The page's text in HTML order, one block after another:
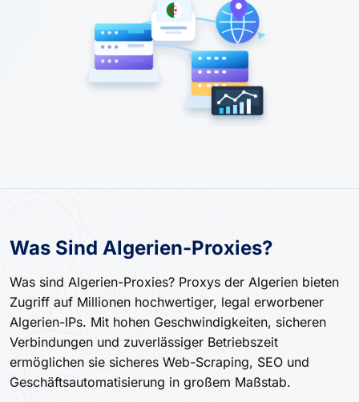
Was Sind Algerien-Proxies?
Was sind Algerien-Proxies? Proxys der Algerien bieten
Zugriff auf Millionen hochwertiger, legal erworbener
Algerien-IPs. Mit hohen Geschwindigkeiten, sicheren
Verbindungen und zuverlässiger Betriebszeit
ermöglichen sie sicheres Web-Scraping, SEO und
Geschäftsautomatisierung in großem Maßstab.